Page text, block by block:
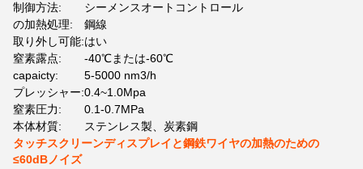
制御方法:
シーメンスオートコントロール
の加熱処理:
鋼線
取り外し可能:はい
窒素露点:
-40℃または-60℃
capaicty:
5-5000 nm3/h
プレッシャー:0.4~1.0Mpa
窒素圧力:
0.1-0.7MPa
本体材質:
ステンレス製、炭素鋼
タッチスクリーンディスプレイと鋼鉄ワイヤの加熱のための
≤60dBノイズ